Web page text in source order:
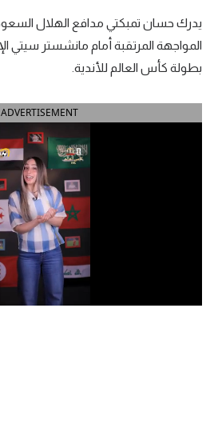
بطولات
أمريكا 2026
الدوري المصري
الدوري الإنجليزي الممتاز
الدوري السعودي للمحترفين
يدرك حسان تمبكتي مدافع الهلال
بطولة كأس العالم للأندية.
ADVERTISEMENT